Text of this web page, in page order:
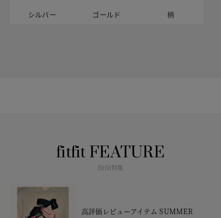
シルバー
ゴールド 柄
fitfit FEATURE
fitfit特集
高評価レビューアイテム SUMMER